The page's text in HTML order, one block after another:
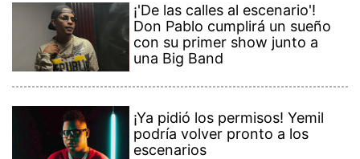
¡'De las calles al escenario'!
Don Pablo cumplirá un sueño
con su primer show junto a
una Big Band
¡Ya pidió los permisos! Yemil
podría volver pronto a los
escenarios